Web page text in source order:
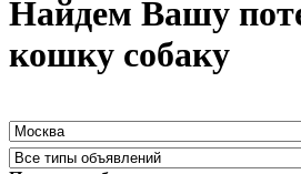
Найдем Вашу
кошку собаку